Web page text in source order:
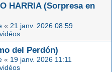
HARRIA (Sorpresa en
« 21 janv. 2026 08:59
del Perdón)
« 19 janv. 2026 11:11